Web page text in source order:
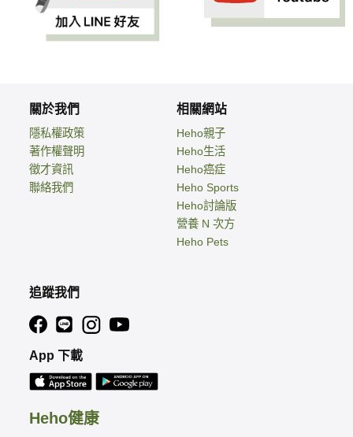
Heho健康
關於我們
隱私權政策
著作權聲明
徵才資訊
聯絡我們
相關網站
Heho親子
Heho生活
Heho癌症
Heho Sports
Heho討論版
營養 N 次方
Heho Pets
追蹤我們
App 下載